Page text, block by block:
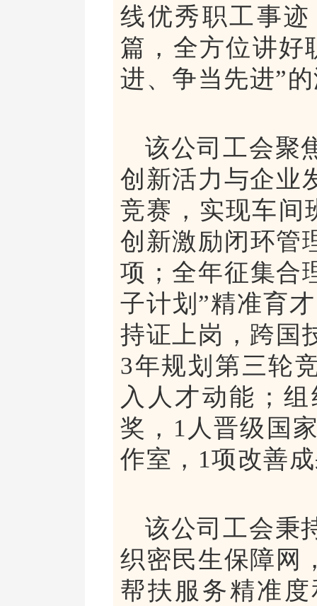
线优秀职工事
篇，全方位讲好
进、争当先进”
该公司工会聚
创新活力与企业
竞赛，实现车间
创新激励闭环管
项；全年征集合
子计划”精准育
持证上岗，跨国
3年规划第三轮
入人才动能；
奖，1人晋级国
作室，1项改善
该公司工会秉
织密民生保障网
帮扶服务精准